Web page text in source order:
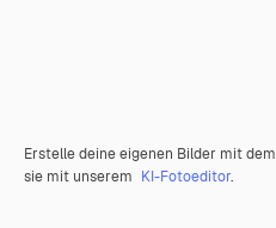
Erstelle deine eigenen Bilder mit dem
sie mit unserem KI-Fotoeditor.